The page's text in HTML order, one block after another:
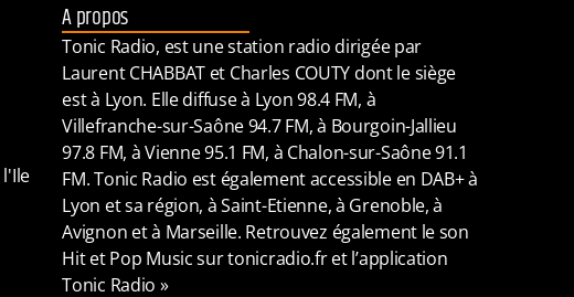
l'Ile
A propos
Tonic Radio, est une station radio dirigée par
Laurent CHABBAT et Charles COUTY dont le siège
est à Lyon. Elle diffuse à Lyon 98.4 FM, à
Villefranche-sur-Saône 94.7 FM, à Bourgoin-Jallieu
97.8 FM, à Vienne 95.1 FM, à Chalon-sur-Saône 91.1
FM. Tonic Radio est également accessible en DAB+ à
Lyon et sa région, à Saint-Etienne, à Grenoble, à
Avignon et à Marseille. Retrouvez également le son
Hit et Pop Music sur tonicradio.fr et l’application
Tonic Radio »